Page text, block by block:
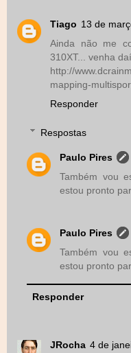
Tiago 13 de
Ainda não me
310XT... venha
http://
mapping-
Responder
Respostas
Paulo Pires
Também vou
estou pronto
Paulo Pires
Também vou
estou pronto
Responder
JRocha 4 de